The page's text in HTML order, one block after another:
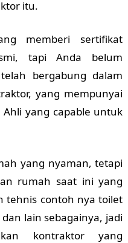
itu.
memberi sertifikat
tapi Anda belum
bergabung dalam
yang mempunyai
Ahli yang capable untuk
yang nyaman, tetapi
rumah saat ini yang
tehnis contoh nya toilet
lain sebagainya, jadi
kontraktor yang